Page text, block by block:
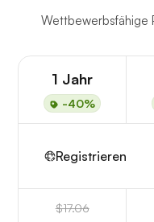
Wettbewerbsfähige
1 Jahr
-40%
Registrieren
$17.06